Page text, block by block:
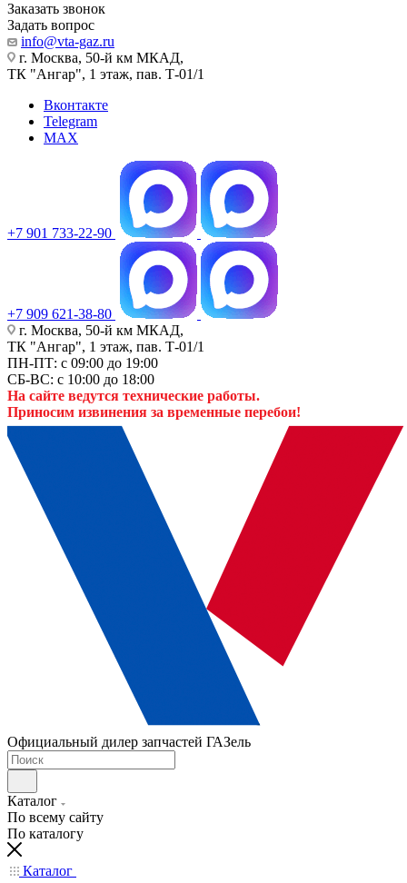
Заказать звонок
Задать вопрос
info@vta-gaz.ru
г. Москва, 50-й км МКАД,
ТК "Ангар", 1 этаж, пав. Т-01/1
Вконтакте
Telegram
MAX
+7 901 733-22-90
+7 909 621-38-80
г. Москва, 50-й км МКАД,
ТК "Ангар", 1 этаж, пав. Т-01/1
ПН-ПТ: с 09:00 до 19:00
СБ-ВС: с 10:00 до 18:00
На сайте ведутся технические работы.
Приносим извинения за временные перебои!
Официальный дилер запчастей ГАЗель
Каталог
По всему сайту
По каталогу
Каталог